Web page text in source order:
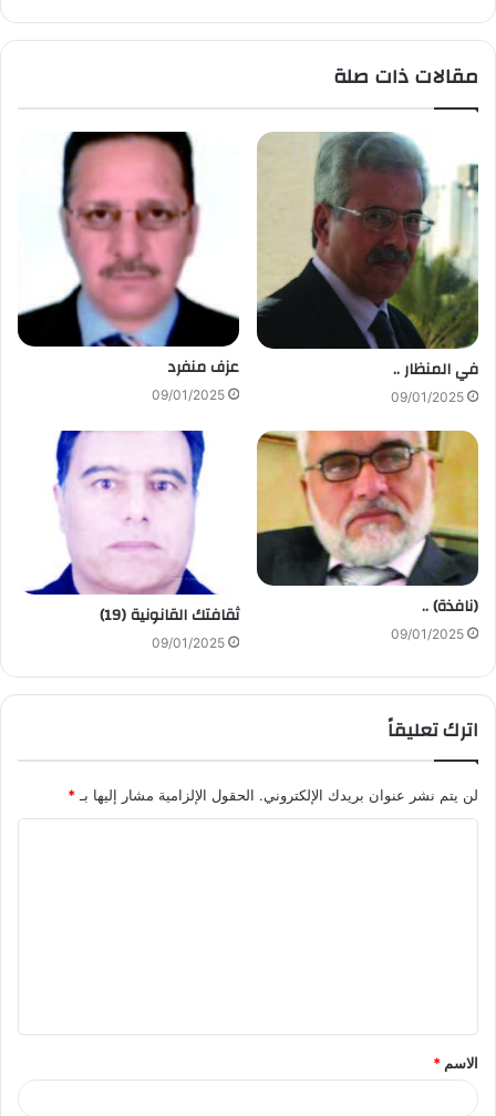
مقالات ذات صلة
في المنظار ..
09/01/2025
عزف منفرد
09/01/2025
(نافذة) ..
09/01/2025
ثقافتك القانونية (19)
09/01/2025
اترك تعليقاً
لن يتم نشر عنوان بريدك الإلكتروني. الحقول الإلزامية مشار إليها بـ *
ق
*
الاسم *